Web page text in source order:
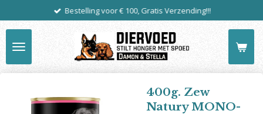
de
hoofdinhoud
Bestelling voor € 100, Gratis Verzending!!!
400g. Zew
Natury MONO-